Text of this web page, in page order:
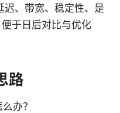
迟、带宽、稳定性、是
于日后对比与优化
路
办？